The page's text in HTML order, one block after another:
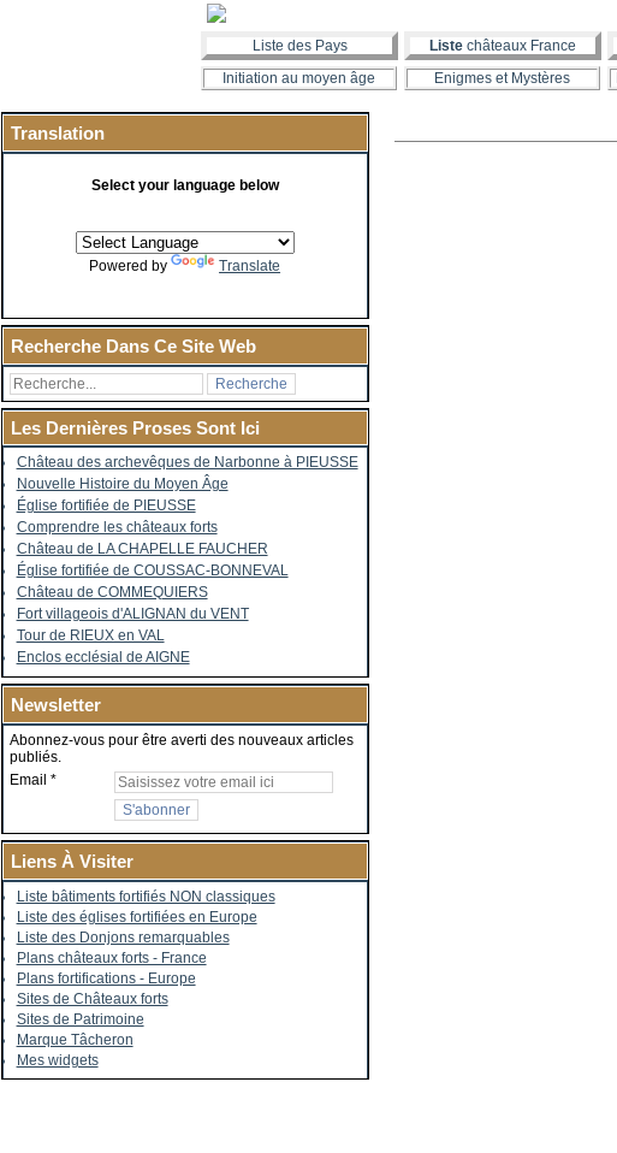
Liste des Pays Liste châteaux France
Initiation au moyen âge
Enigmes et Mystères
Translation
Select your language below
Powered by Translate
Recherche Dans Ce Site Web
Les Dernières Proses Sont Ici
Château des archevêques de Narbonne à PIEUSSE
Nouvelle Histoire du Moyen Âge
Église fortifiée de PIEUSSE
Comprendre les châteaux forts
Château de LA CHAPELLE FAUCHER
Église fortifiée de COUSSAC-BONNEVAL
Château de COMMEQUIERS
Fort villageois d'ALIGNAN du VENT
Tour de RIEUX en VAL
Enclos ecclésial de AIGNE
Newsletter
Abonnez-vous pour être averti des nouveaux articles
publiés.
Email
Liens À Visiter
Liste bâtiments fortifiés NON classiques
Liste des églises fortifiées en Europe
Liste des Donjons remarquables
Plans châteaux forts - France
Plans fortifications - Europe
Sites de Châteaux forts
Sites de Patrimoine
Marque Tâcheron
Mes widgets